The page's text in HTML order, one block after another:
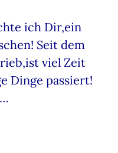
ich Dir,ein
Seit dem
viel Zeit
Dinge passiert!